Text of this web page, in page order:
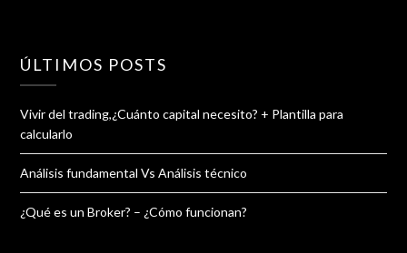
ÚLTIMOS POSTS
Vivir del trading,¿Cuánto capital necesito? + Plantilla para
calcularlo
Análisis fundamental Vs Análisis técnico
¿Qué es un Broker? – ¿Cómo funcionan?